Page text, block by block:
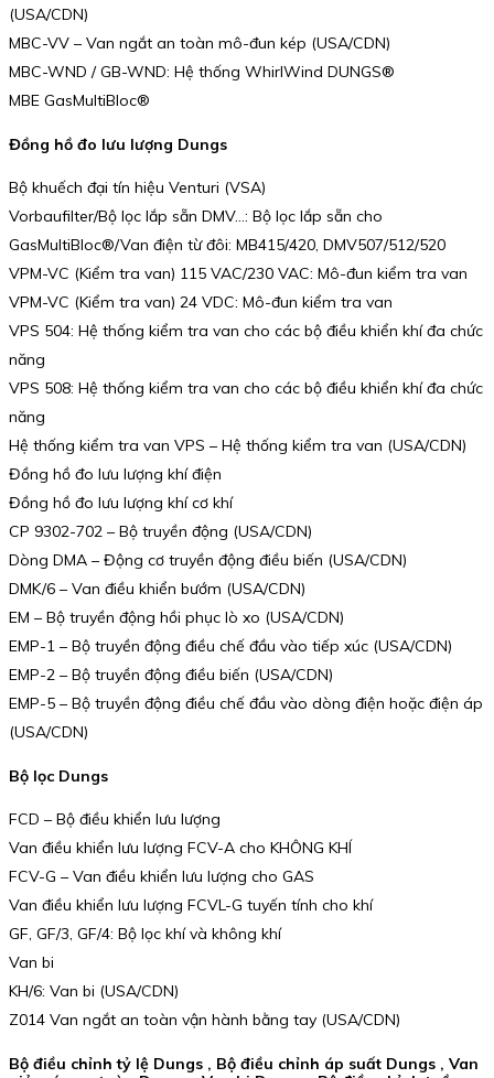
(USA/CDN)
MBC-VV – Van ngắt an toàn mô-đun kép (USA/CDN)
MBC-WND / GB-WND: Hệ thống WhirlWind DUNGS®
MBE GasMultiBloc®
Đồng hồ đo lưu lượng Dungs
Bộ khuếch đại tín hiệu Venturi (VSA)
Vorbaufilter/Bộ lọc lắp sẵn DMV…: Bộ lọc lắp sẵn cho
GasMultiBloc®/Van điện từ đôi: MB415/420, DMV507/512/520
VPM-VC (Kiểm tra van) 115 VAC/230 VAC: Mô-đun kiểm tra van
VPM-VC (Kiểm tra van) 24 VDC: Mô-đun kiểm tra van
VPS 504: Hệ thống kiểm tra van cho các bộ điều khiển khí đa chức
năng
VPS 508: Hệ thống kiểm tra van cho các bộ điều khiển khí đa chức
năng
Hệ thống kiểm tra van VPS – Hệ thống kiểm tra van (USA/CDN)
Đồng hồ đo lưu lượng khí điện
Đồng hồ đo lưu lượng khí cơ khí
CP 9302-702 – Bộ truyền động (USA/CDN)
Dòng DMA – Động cơ truyền động điều biến (USA/CDN)
DMK/6 – Van điều khiển bướm (USA/CDN)
EM – Bộ truyền động hồi phục lò xo (USA/CDN)
EMP-1 – Bộ truyền động điều chế đầu vào tiếp xúc (USA/CDN)
EMP-2 – Bộ truyền động điều biến (USA/CDN)
EMP-5 – Bộ truyền động điều chế đầu vào dòng điện hoặc điện áp
(USA/CDN)
Bộ lọc Dungs
FCD – Bộ điều khiển lưu lượng
Van điều khiển lưu lượng FCV-A cho KHÔNG KHÍ
FCV-G – Van điều khiển lưu lượng cho GAS
Van điều khiển lưu lượng FCVL-G tuyến tính cho khí
GF, GF/3, GF/4: Bộ lọc khí và không khí
Van bi
KH/6: Van bi (USA/CDN)
Z014 Van ngắt an toàn vận hành bằng tay (USA/CDN)
Bộ điều chỉnh tỷ lệ Dungs , Bộ điều chỉnh áp suất Dungs , Van